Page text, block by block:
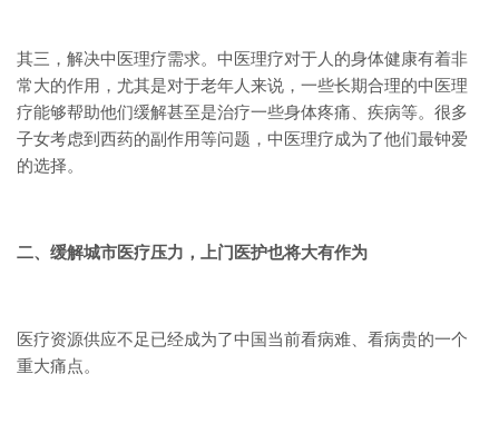
其三，解决中医理疗需求。中医理疗对于人的身体健康有着非
常大的作用，尤其是对于老年人来说，一些长期合理的中医理
疗能够帮助他们缓解甚至是治疗一些身体疼痛、疾病等。很多
子女考虑到西药的副作用等问题，中医理疗成为了他们最钟爱
的选择。
二、缓解城市医疗压力，上门医护也将大有作为
医疗资源供应不足已经成为了中国当前看病难、看病贵的一个
重大痛点。